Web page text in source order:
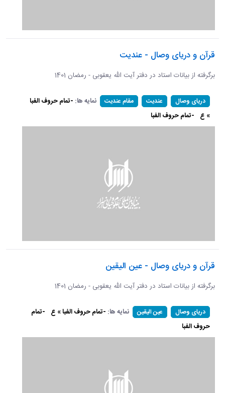
قرآن و دریای وصال - عندیت
برگرفته از بیانات استاد در دفتر آیت الله یعقوبی - رمضان 1401
دریای وصال عندیت مقام عندیت نمایه ها: -تمام حروف الفبا
» ع -تمام حروف الفبا
قرآن و دریای وصال - عین الیقین
برگرفته از بیانات استاد در دفتر آیت الله یعقوبی - رمضان 1401
دریای وصال عین الیقین نمایه ها: -تمام حروف الفبا » ع -تمام
حروف الفبا